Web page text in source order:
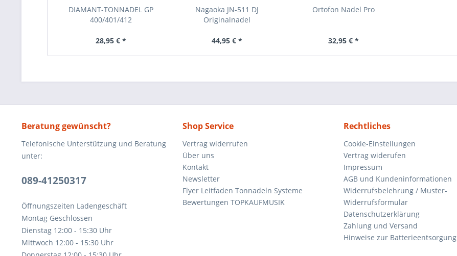
DIAMANT-TONNADEL GP
400/401/412
28,95 € *
Nagaoka JN-511 DJ
Originalnadel
44,95 € *
Ortofon Nadel Pro
32,95 € *
Beratung gewünscht?
Telefonische Unterstützung und Beratung
unter:
089-41250317
Öffnungszeiten Ladengeschäft
Montag Geschlossen
Dienstag 12:00 - 15:30 Uhr
Mittwoch 12:00 - 15:30 Uhr
Shop Service
Vertrag widerrufen
Über uns
Kontakt
Newsletter
Flyer Leitfaden Tonnadeln Systeme
Bewertungen TOPKAUFMUSIK
Rechtliches
Cookie-Einstellungen
Vertrag widerufen
Impressum
AGB und Kundeninformationen
Widerrufsbelehrung / Muster-
Widerrufsformular
Datenschutzerklärung
Zahlung und Versand
Hinweise zur Batterieentsorgung